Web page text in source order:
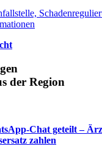
der Region
Chat geteilt –
zahlen